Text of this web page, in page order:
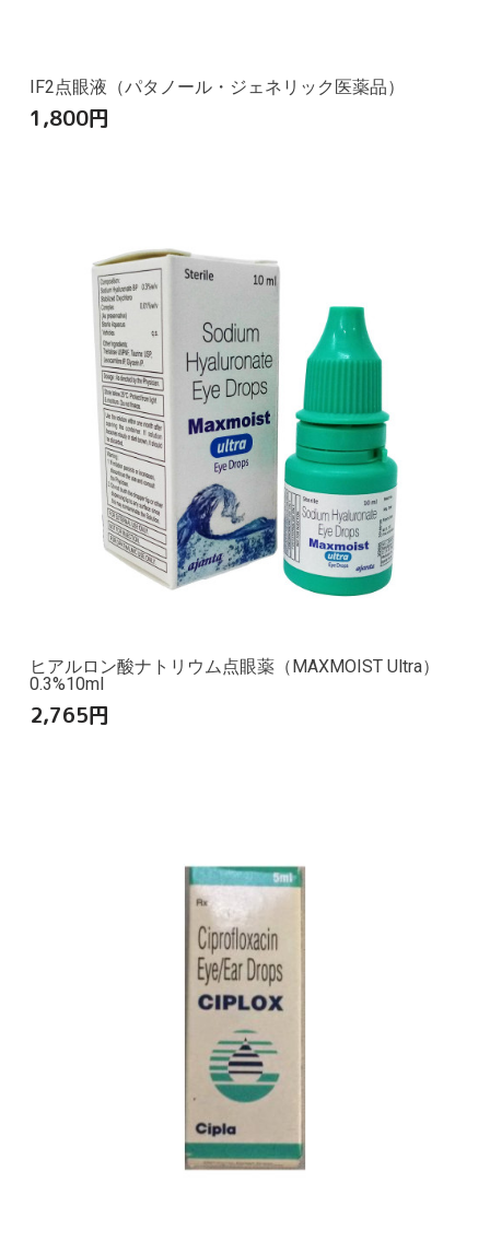
IF2点眼液（パタノール・ジェネリック医薬品）
1,800円
ヒアルロン酸ナトリウム点眼薬（MAXMOIST Ultra）
0.3%10ml
2,765円